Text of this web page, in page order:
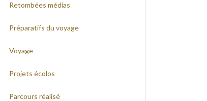
Retombées médias
Préparatifs du voyage
Voyage
Projets écolos
Parcours réalisé